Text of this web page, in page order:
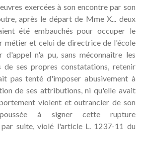
exercées à son encontre par son
après le départ de Mme X... deux
été embauchés pour occuper le
métier et celui de directrice de l'école
n'a pu, sans méconnaître les
de ses propres constatations, retenir
pas tenté d'imposer abusivement à
de ses attributions, ni qu'elle avait
violent et outrancier de son
à signer cette rupture
suite, violé l'article L. 1237-11 du